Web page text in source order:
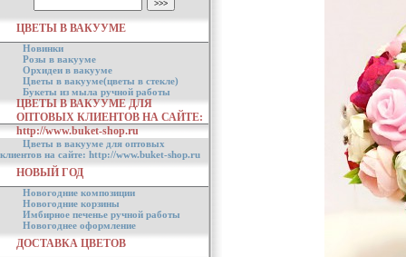
ЦВЕТЫ В ВАКУУМЕ
Новинки
Розы в вакууме
Орхидеи в вакууме
Цветы в вакууме(цветы в стекле)
Букеты из мыла ручной работы
ЦВЕТЫ В ВАКУУМЕ ДЛЯ
ОПТОВЫХ КЛИЕНТОВ НА САЙТЕ:
http://www.buket-shop.ru
Цветы в вакууме для оптовых
клиентов на сайте: http://www.buket-shop.ru
НОВЫЙ ГОД
Новогодние композиции
Новогодние корзины
Имбирное печенье ручной работы
Новогоднее оформление
ДОСТАВКА ЦВЕТОВ